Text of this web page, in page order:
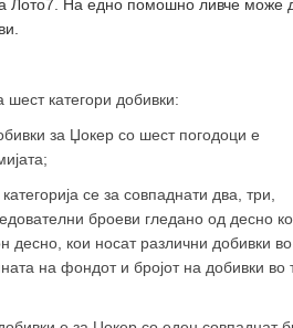
Лото7. На едно помошно ливче може
категори добивки:
за Џокер со шест погодоци е
се за совпаднати два, три,
броеви гледано од десно
десно, кои носат различни добивки во
на фондот и бројот на добивки во